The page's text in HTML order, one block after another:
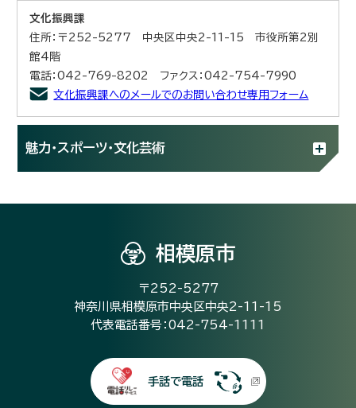
文化振興課
住所：〒252-5277 中央区中央2-11-15 市役所第2別
館4階
電話：042-769-8202 ファクス：042-754-7990
文化振興課へのメールでのお問い合わせ専用フォーム
魅力・スポーツ・文化芸術
相模原市
〒252-5277
神奈川県相模原市中央区中央2-11-15
代表電話番号：042-754-1111
手話で電話